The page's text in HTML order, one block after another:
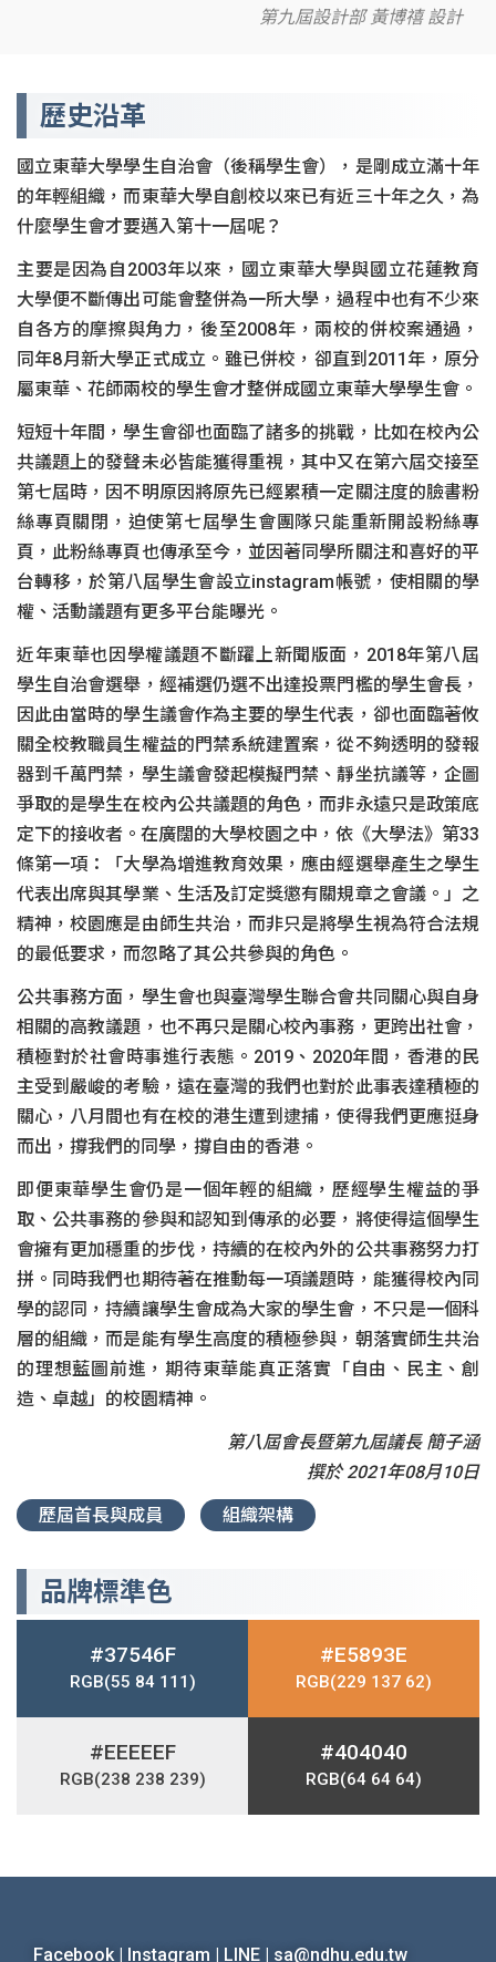
第九屆設計部 黃博禧 設計
歷史沿革
國立東華大學學生自治會（後稱學生會），是剛成立滿十年
的年輕組織，而東華大學自創校以來已有近三十年之久，為
什麼學生會才要邁入第十一屆呢？
主要是因為自2003年以來，國立東華大學與國立花蓮教育
大學便不斷傳出可能會整併為一所大學，過程中也有不少來
自各方的摩擦與角力，後至2008年，兩校的併校案通過，
同年8月新大學正式成立。雖已併校，卻直到2011年，原分
屬東華、花師兩校的學生會才整併成國立東華大學學生會。
短短十年間，學生會卻也面臨了諸多的挑戰，比如在校內公
共議題上的發聲未必皆能獲得重視，其中又在第六屆交接至
第七屆時，因不明原因將原先已經累積一定關注度的臉書粉
絲專頁關閉，迫使第七屆學生會團隊只能重新開設粉絲專
頁，此粉絲專頁也傳承至今，並因著同學所關注和喜好的平
台轉移，於第八屆學生會設立instagram帳號，使相關的學
權、活動議題有更多平台能曝光。
近年東華也因學權議題不斷躍上新聞版面，2018年第八屆
學生自治會選舉，經補選仍選不出達投票門檻的學生會長，
因此由當時的學生議會作為主要的學生代表，卻也面臨著攸
關全校教職員生權益的門禁系統建置案，從不夠透明的發報
器到千萬門禁，學生議會發起模擬門禁、靜坐抗議等，企圖
爭取的是學生在校內公共議題的角色，而非永遠只是政策底
定下的接收者。在廣闊的大學校園之中，依《大學法》第33
條第一項：「大學為增進教育效果，應由經選舉產生之學生
代表出席與其學業、生活及訂定獎懲有關規章之會議。」之
精神，校園應是由師生共治，而非只是將學生視為符合法規
的最低要求，而忽略了其公共參與的角色。
公共事務方面，學生會也與臺灣學生聯合會共同關心與自身
相關的高教議題，也不再只是關心校內事務，更跨出社會，
積極對於社會時事進行表態。2019、2020年間，香港的民
主受到嚴峻的考驗，遠在臺灣的我們也對於此事表達積極的
關心，八月間也有在校的港生遭到逮捕，使得我們更應挺身
而出，撐我們的同學，撐自由的香港。
即便東華學生會仍是一個年輕的組織，歷經學生權益的爭
取、公共事務的參與和認知到傳承的必要，將使得這個學生
會擁有更加穩重的步伐，持續的在校內外的公共事務努力打
拼。同時我們也期待著在推動每一項議題時，能獲得校內同
學的認同，持續讓學生會成為大家的學生會，不只是一個科
層的組織，而是能有學生高度的積極參與，朝落實師生共治
的理想藍圖前進，期待東華能真正落實「自由、民主、創
造、卓越」的校園精神。
第八屆會長暨第九屆議長 簡子涵
撰於 2021年08月10日
歷屆首長與成員 組織架構
品牌標準色
#37546F
RGB(55 84 111)
#E5893E
RGB(229 137 62)
#EEEEEF
RGB(238 238 239)
#404040
RGB(64 64 64)
Facebook| Instagram | LINE | sa@ndhu.edu.tw